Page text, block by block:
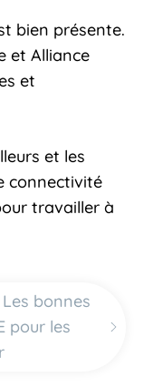
bien présente.
et Alliance
et
et les
connectivité
travailler à
bonnes
pour les